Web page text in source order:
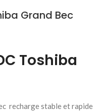
Grand Bec
Toshiba
recharge stable et rapide